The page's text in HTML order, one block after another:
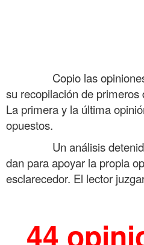
Copio las
su recopilación de
La primera y la última
opuestos.
Un análisis
dan para apoyar la propia
esclarecedor. El lector
44